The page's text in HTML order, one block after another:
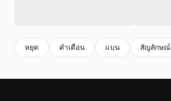
หยุด คําเตือน แบน สัญลักษณ์